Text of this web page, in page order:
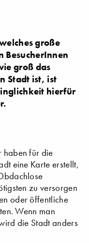
große
BesucherInnen
groß das
Stadt ist, ist
hierfür
haben für die
eine Karte erstellt,
zu versorgen
oder öffentliche
Wenn man
die Stadt anders